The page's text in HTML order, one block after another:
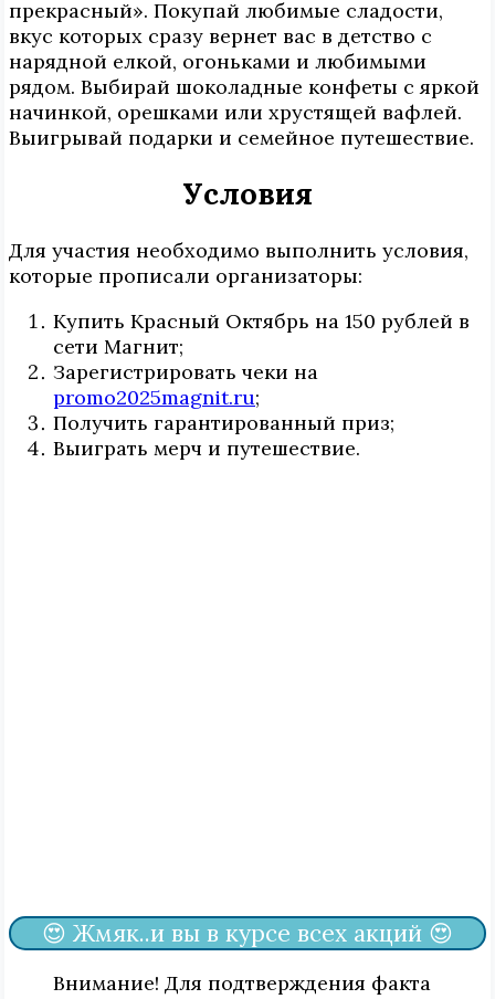
прекрасный». Покупай любимые сладости,
вкус которых сразу вернет вас в детство с
нарядной елкой, огоньками и любимыми
рядом. Выбирай шоколадные конфеты с яркой
начинкой, орешками или хрустящей вафлей.
Выигрывай подарки и семейное путешествие.
Условия
Для участия необходимо выполнить условия,
которые прописали организаторы:
Купить Красный Октябрь на 150 рублей в
сети Магнит;
Зарегистрировать чеки на
promo2025magnit.ru;
Получить гарантированный приз;
Выиграть мерч и путешествие.
😍 Жмяк..и вы в курсе всех акций 😍
Внимание! Для подтверждения факта